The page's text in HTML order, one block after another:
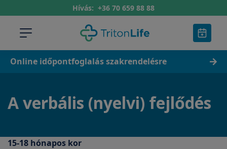
Hívás: +36 70 659 88 88
Online időpontfoglalás szakrendelésre
A verbális (nyelvi) fejlődés
15-18 hónapos kor